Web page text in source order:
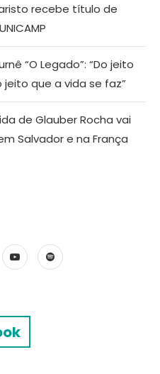
recebe título de
“O Legado”: “Do jeito
que a vida se faz”
de Glauber Rocha vai
Salvador e na França